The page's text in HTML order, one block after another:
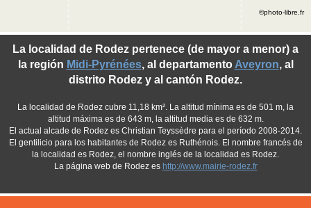
La localidad de Rodez pertenece (de mayor a menor) a
la región Midi-Pyrénées, al departamento Aveyron, al
distrito Rodez y al cantón Rodez.
La localidad de Rodez cubre 11,18 km². La altitud mínima es de 501 m, la
altitud máxima es de 643 m, la altitud media es de 632 m.
El actual alcade de Rodez es Christian Teyssèdre para el período 2008-2014.
El gentilicio para los habitantes de Rodez es Ruthénois. El nombre francés de
la localidad es Rodez, el nombre inglés de la localidad es Rodez.
La página web de Rodez es http://www.mairie-rodez.fr
©photo-libre.fr